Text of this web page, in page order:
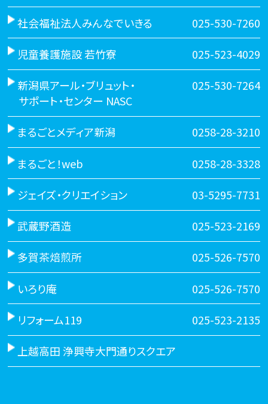
社会福祉法人みんなでいきる 025-530-7260
児童養護施設 若竹寮 025-523-4029
新潟県アール・ブリュット・
サポート・センター NASC
025-530-7264
まるごとメディア新潟 0258-28-3210
まるごと！web 0258-28-3328
ジェイズ・クリエイション 03-5295-7731
武蔵野酒造 025-523-2169
多賀茶焙煎所 025-526-7570
いろり庵 025-526-7570
リフォーム119 025-523-2135
上越高田 浄興寺大門通りスクエア